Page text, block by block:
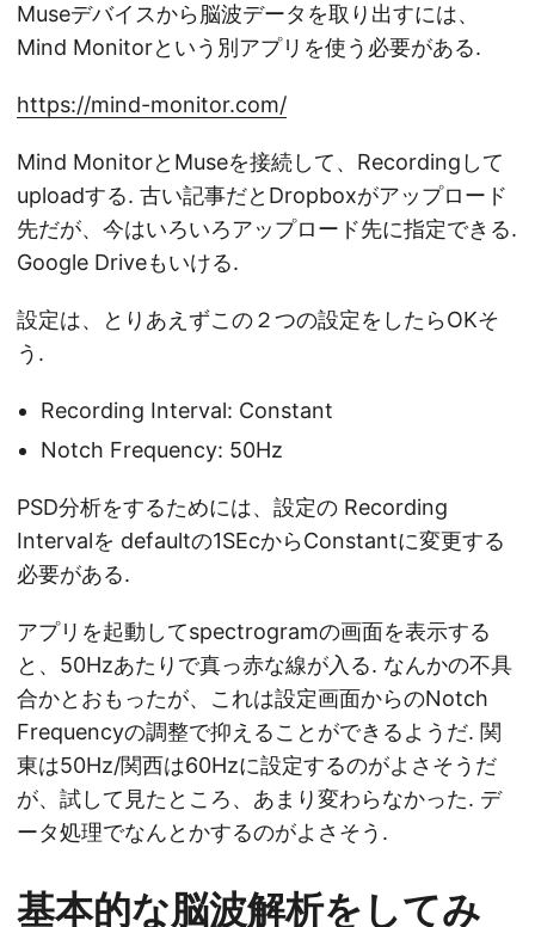
Museデバイスから脳波データを取り出すには、
Mind Monitorという別アプリを使う必要がある.
https://mind-monitor.com/
Mind MonitorとMuseを接続して、Recordingして
uploadする. 古い記事だとDropboxがアップロード
先だが、今はいろいろアップロード先に指定できる.
Google Driveもいける.
設定は、とりあえずこの２つの設定をしたらOKそ
う.
Recording Interval: Constant
Notch Frequency: 50Hz
PSD分析をするためには、設定の Recording
Intervalを defaultの1SEcからConstantに変更する
必要がある.
アプリを起動してspectrogramの画面を表示する
と、50Hzあたりで真っ赤な線が入る. なんかの不具
合かとおもったが、これは設定画面からのNotch
Frequencyの調整で抑えることができるようだ. 関
東は50Hz/関西は60Hzに設定するのがよさそうだ
が、試して見たところ、あまり変わらなかった. デ
ータ処理でなんとかするのがよさそう.
基本的な脳波解析をしてみ